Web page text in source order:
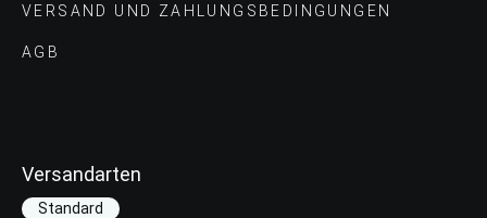
VERSAND UND ZAHLUNGS­BEDINGUNGEN
AGB
Versandarten
Standard